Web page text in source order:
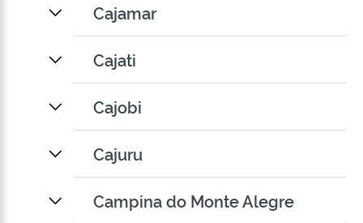
Cajamar
Cajati
Cajobi
Cajuru
Campina do Monte Alegre